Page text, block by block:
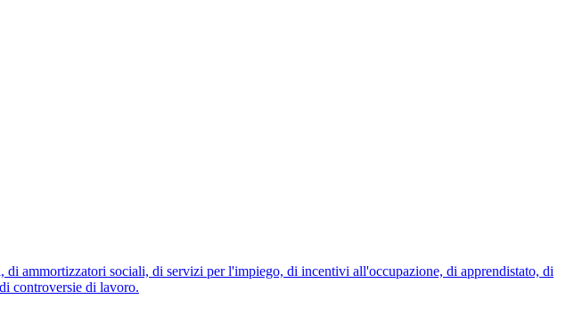
ammortizzatori sociali, di servizi per l'impiego, di incentivi all'occupazione, di apprendistato, di
controversie di lavoro.